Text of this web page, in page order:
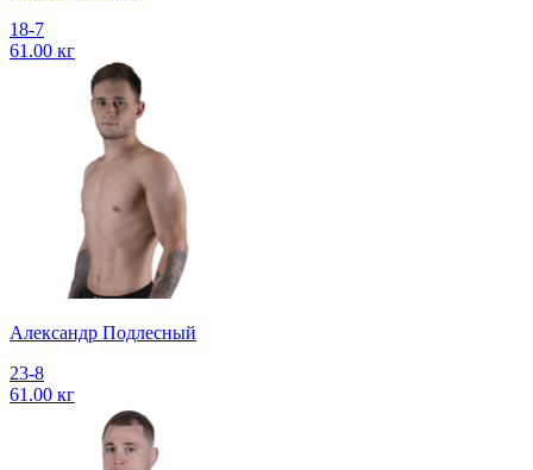
18-7
61.00 кг
Александр Подлесный
23-8
61.00 кг